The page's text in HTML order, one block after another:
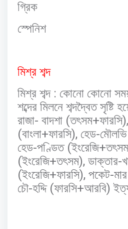
গ্রিক
স্পেনিশ
মিশ্র শব্দ
মিশ্র শব্দ: কোনো কোনো
শব্দের মিলনে শব্দদ্বৈত সৃষ্টি
রাজা- বাদশা (তৎসম+ফারসি),
(বাংলা+ফারসি), হেড-মৌলভি
হেড-পণ্ডিত(ইংরেজি+তৎসম
(ইংরেজি+তৎসম), ডাক্তার-
(ইংরেজি+ফারসি), পকেট-মার
চৌ-হদ্দি(ফারসি+আরবি)